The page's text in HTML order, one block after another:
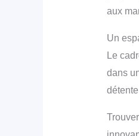
aux
Un
Le
dans